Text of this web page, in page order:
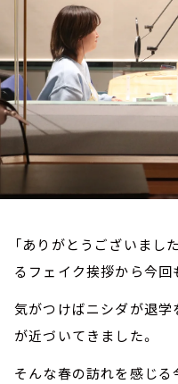
YouTube
会社情報
「ありがとうございまし
るフェイク挨拶から今回
気がつけばニシダが退
が近づいてきました。
そんな春の訪れを感じる